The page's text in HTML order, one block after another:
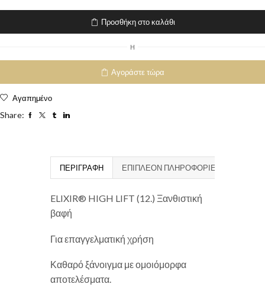
Προσθήκη στο καλάθι
H
Αγοράστε τώρα
Αγαπημένο
Share:
ΠΕΡΙΓΡΑΦΉ ΕΠΙΠΛΈΟΝ ΠΛΗΡΟΦΟΡΊΕΣ
ELIXIR® HIGH LIFT (12.) Ξανθιστική
βαφή
Για επαγγελματική χρήση
Καθαρό ξάνοιγμα με ομοιόμορφα
αποτελέσματα.